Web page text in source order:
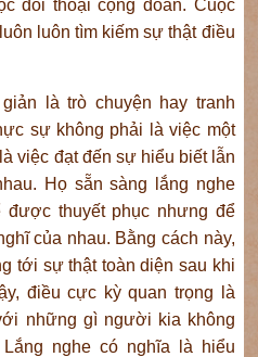
đối thoại cộng đoàn. Cuộc
luôn tìm kiếm sự thật điều
là trò chuyện hay tranh
sự không phải là việc một
việc đạt đến sự hiểu biết lẫn
Họ sẵn sàng lắng nghe
được thuyết phục nhưng để
của nhau. Bằng cách này,
tới sự thật toàn diện sau khi
điều cực kỳ quan trọng là
những gì người kia không
nghe có nghĩa là hiểu